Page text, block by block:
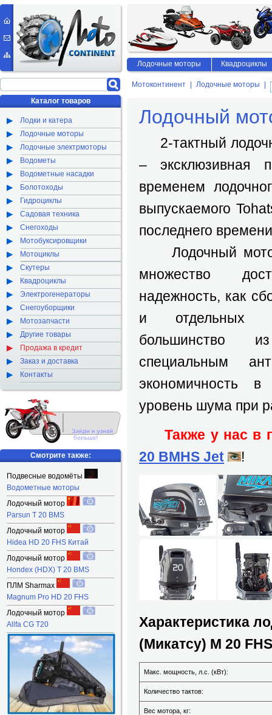
Мотоконтинент Лодочные моторы
Лодочный
2-тактный
– эксклюзивная
временем
выпускаемого
последнего
Лодочный
множество
надежность, как
и отдельных
большинство
специальным
экономичность
уровень шума при
Также у нас в
20 BMHS Jet
!
Характеристика
(Микатсу) M 20
Макс. мощность, л.с. (кВт):
Количество тактов:
Вес мотора, кг:
Каталог товаров
Лодки и катера
Лодочные моторы
Лодочные электрмоторы
Водометы
Водометные насадки
Болотоходы
Гидроциклы
Садовая техника
Снегоходы
Мотобуксировщики
Мотоциклы
Скутеры
Квадроциклы
Электрогенераторы
Снегоуборщики
Мотозапчасти
Другие товары
Продажа в кредит
Заказ и доставка
Контакты
Смотрите также:
Подвесные водомёты
Водометные моторы
Лодочный мотор
Parsun T 20 BMS
Лодочный мотор
Hidea HD 20 FHS Китай
Лодочный мотор
Hondex (HDX) T 20 BMS
ПЛМ Sharmax
Magnum Pro HD 20 FHS
Лодочный мотор
Allfa CG T20
Лодочные моторы Квадроциклы